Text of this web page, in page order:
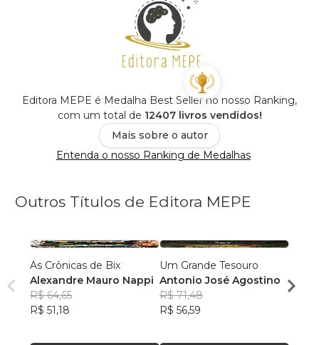
Editora MEPE é Medalha Best Seller no nosso Ranking,
com um total de 12407 livros vendidos!
Mais sobre o autor
Entenda o nosso Ranking de Medalhas
Outros Títulos de Editora MEPE
As Crônicas de Bix
Alexandre Mauro Nappi
R$ 64,65
R$ 51,18
Um Grande Tesouro
Antonio José Agostino
R$ 71,48
R$ 56,59
R$